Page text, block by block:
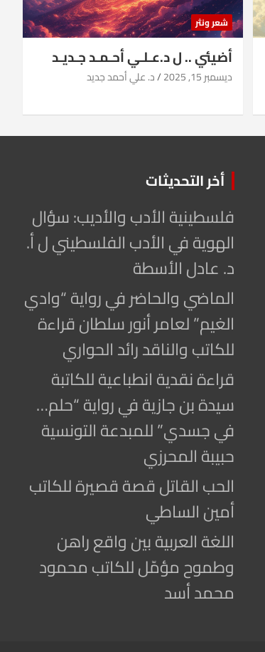
شعر ونثر
أضيئي .. ل د.عـلـي أحـمـد جـديـد
ديسمبر 15, 2025 د. علي أحمد جديد
أخر التحديثات
فلسطينية الأدب والأديب: سؤال
الهوية في الأدب الفلسطيني ل أ.
د. عادل الأسطة
الماضي والحاضر في رواية “وادي
الغيم” لعامر أنور سلطان قراءة
للكاتب والناقد رائد الحواري
قراءة نقدية انطباعية للكاتبة
سيدة بن جازية في رواية “حلم…
في جسدي” للمبدعة التونسية
حبيبة المحرزي
الحب القاتل قصة قصيرة للكاتب
أمين الساطي
اللغة العربية بين واقع راهن
وطموح مؤمّل للكاتب محمود
محمد أسد